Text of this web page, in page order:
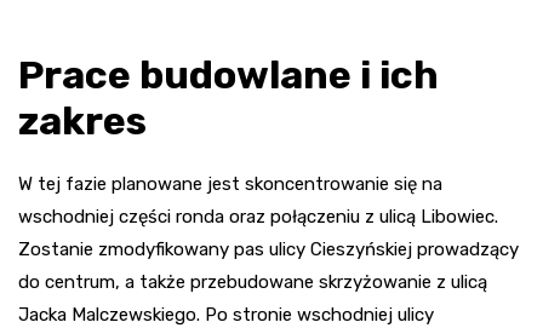
Prace budowlane i ich
zakres
W tej fazie planowane jest skoncentrowanie się na
wschodniej części ronda oraz połączeniu z ulicą Libowiec.
Zostanie zmodyfikowany pas ulicy Cieszyńskiej prowadzący
do centrum, a także przebudowane skrzyżowanie z ulicą
Jacka Malczewskiego. Po stronie wschodniej ulicy